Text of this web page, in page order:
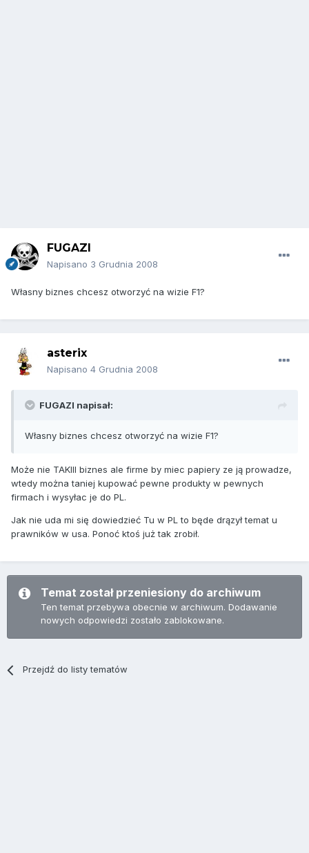
FUGAZI
Napisano 3 Grudnia 2008
Własny biznes chcesz otworzyć na wizie F1?
asterix
Napisano 4 Grudnia 2008
FUGAZI napisał:
Własny biznes chcesz otworzyć na wizie F1?
Może nie TAKIII biznes ale firme by miec papiery ze ją prowadze,
wtedy można taniej kupować pewne produkty w pewnych
firmach i wysyłac je do PL.
Jak nie uda mi się dowiedzieć Tu w PL to będe drązył temat u
prawników w usa. Ponoć ktoś już tak zrobił.
Temat został przeniesiony do archiwum
Ten temat przebywa obecnie w archiwum. Dodawanie
nowych odpowiedzi zostało zablokowane.
Przejdź do listy tematów